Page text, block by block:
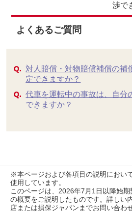
渉で
よくあるご質問
対人賠償・対物賠償補償の補
定できますか？
代車を運転中の事故は、自分
できますか？
※本ページおよび各項目の説明において
使用しています。
このページは、2026年7月1日以降始
の概要をご説明したものです。詳しい
店または損保ジャパンまでお問い合わ